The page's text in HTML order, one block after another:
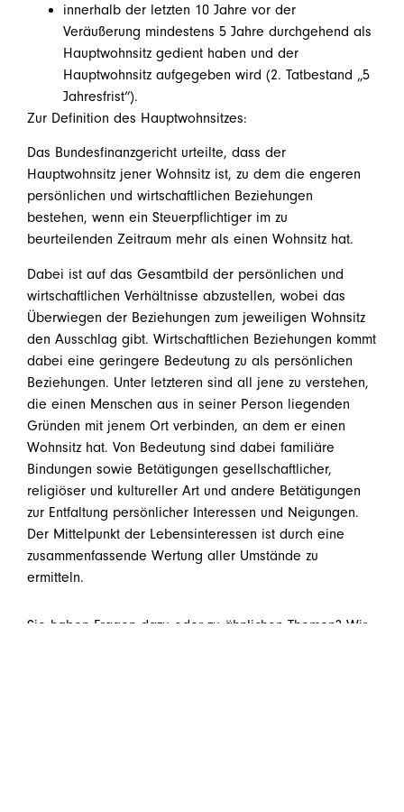
innerhalb der letzten 10 Jahre vor der
Veräußerung mindestens 5 Jahre durchgehend als
Hauptwohnsitz gedient haben und der
Hauptwohnsitz aufgegeben wird (2. Tatbestand „5
Jahresfrist“).
Zur Definition des Hauptwohnsitzes:
Das Bundesfinanzgericht urteilte, dass der
Hauptwohnsitz jener Wohnsitz ist, zu dem die engeren
persönlichen und wirtschaftlichen Beziehungen
bestehen, wenn ein Steuerpflichtiger im zu
beurteilenden Zeitraum mehr als einen Wohnsitz hat.
Dabei ist auf das Gesamtbild der persönlichen und
wirtschaftlichen Verhältnisse abzustellen, wobei das
Überwiegen der Beziehungen zum jeweiligen Wohnsitz
den Ausschlag gibt. Wirtschaftlichen Beziehungen kommt
dabei eine geringere Bedeutung zu als persönlichen
Beziehungen. Unter letzteren sind all jene zu verstehen,
die einen Menschen aus in seiner Person liegenden
Gründen mit jenem Ort verbinden, an dem er einen
Wohnsitz hat. Von Bedeutung sind dabei familiäre
Bindungen sowie Betätigungen gesellschaftlicher,
religiöser und kultureller Art und andere Betätigungen
zur Entfaltung persönlicher Interessen und Neigungen.
Der Mittelpunkt der Lebensinteressen ist durch eine
zusammenfassende Wertung aller Umstände zu
ermitteln.
Sie haben Fragen dazu oder zu ähnlichen Themen? Wir